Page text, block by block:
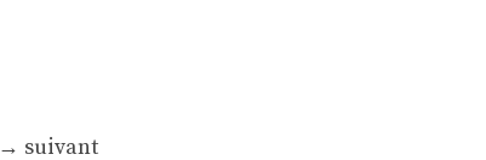
→ suivant